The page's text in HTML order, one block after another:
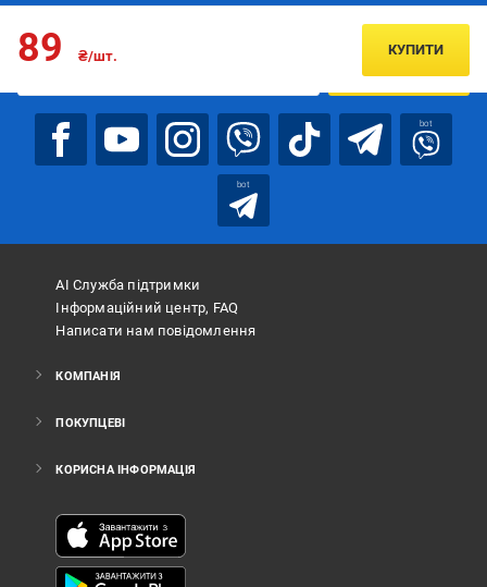
89 ₴/шт. КУПИТИ
Підписуйтесь, щоб дізнаватись першим про акції та пропозиції
ПІДПИСАТИСЯ
bot
bot
АІ Служба підтримки
Інформаційний центр, FAQ
Написати нам повідомлення
КОМПАНІЯ
ПОКУПЦЕВІ
КОРИСНА ІНФОРМАЦІЯ